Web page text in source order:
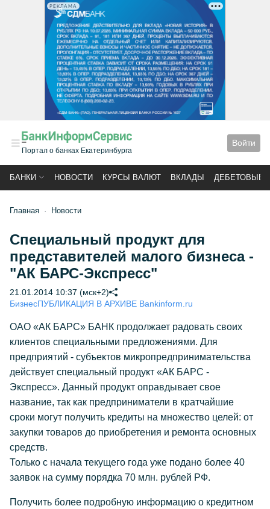
РЕКЛАМА
Портал о банках Екатеринбурга
Войти
БАНКИ НОВОСТИ КУРСЫ ВАЛЮТ ВКЛАДЫ ДЕБЕТОВЫЕ
Главная Новости
Специальный продукт для
представителей малого бизнеса -
"АК БАРС-Экспресс"
21.01.2014 10:37 (мск+2)
БизнесПУБЛИКАЦИЯ В АРХИВЕ Bankinform.ru
ОАО «АК БАРС» БАНК продолжает радовать своих
клиентов специальными предложениями. Для
предприятий - субъектов микропредпринимательства
действует специальный продукт «АК БАРС -
Экспресс». Данный продукт оправдывает свое
название, так как предприниматели в кратчайшие
сроки могут получить кредиты на множество целей: от
закупки товаров до приобретения и ремонта основных
средств.
Только с начала текущего года уже подано более 40
заявок на сумму порядка 70 млн. рублей РФ.
Получить более подробную информацию о кредитном